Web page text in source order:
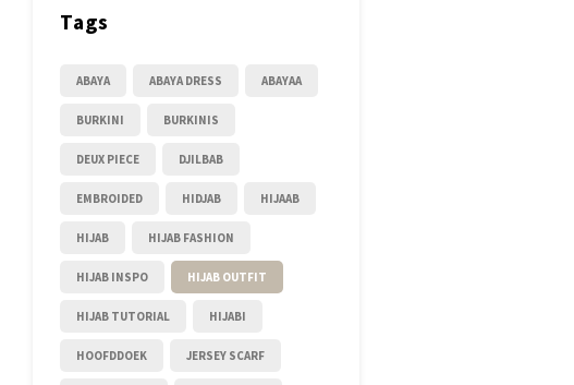
Tags
ABAYA ABAYA DRESS ABAYAA
BURKINI BURKINIS
DEUX PIECE DJILBAB
EMBROIDED HIDJAB HIJAAB
HIJAB HIJAB FASHION
HIJAB INSPO HIJAB OUTFIT
HIJAB TUTORIAL HIJABI
HOOFDDOEK JERSEY SCARF